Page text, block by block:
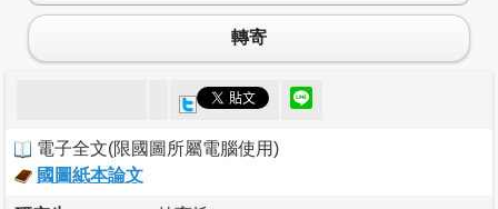
轉寄
電子全文(限國圖所屬電腦使用)
國圖紙本論文